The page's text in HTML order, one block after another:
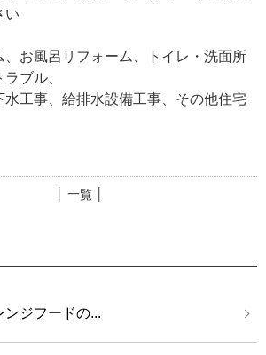
い
、お風呂リフォーム、トイレ・洗面所
ブル、
工事、給排水設備工事、その他住宅
│ 一覧 │
ンジフードの...